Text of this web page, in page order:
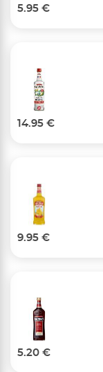
5.95 €
14.95 €
9.95 €
5.20 €